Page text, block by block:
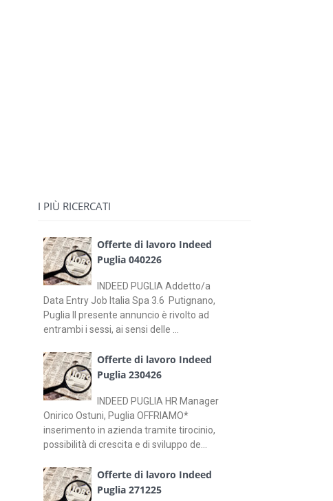
I PIÙ RICERCATI
Offerte di lavoro Indeed
Puglia 040226
INDEED PUGLIA Addetto/a
Data Entry Job Italia Spa 3.6 Putignano,
Puglia Il presente annuncio è rivolto ad
entrambi i sessi, ai sensi delle ...
Offerte di lavoro Indeed
Puglia 230426
INDEED PUGLIA HR Manager
Onirico Ostuni, Puglia OFFRIAMO*
inserimento in azienda tramite tirocinio,
possibilità di crescita e di sviluppo de...
Offerte di lavoro Indeed
Puglia 271225